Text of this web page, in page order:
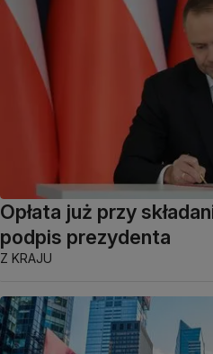
Opłata już przy
podpis prezydenta
Z KRAJU